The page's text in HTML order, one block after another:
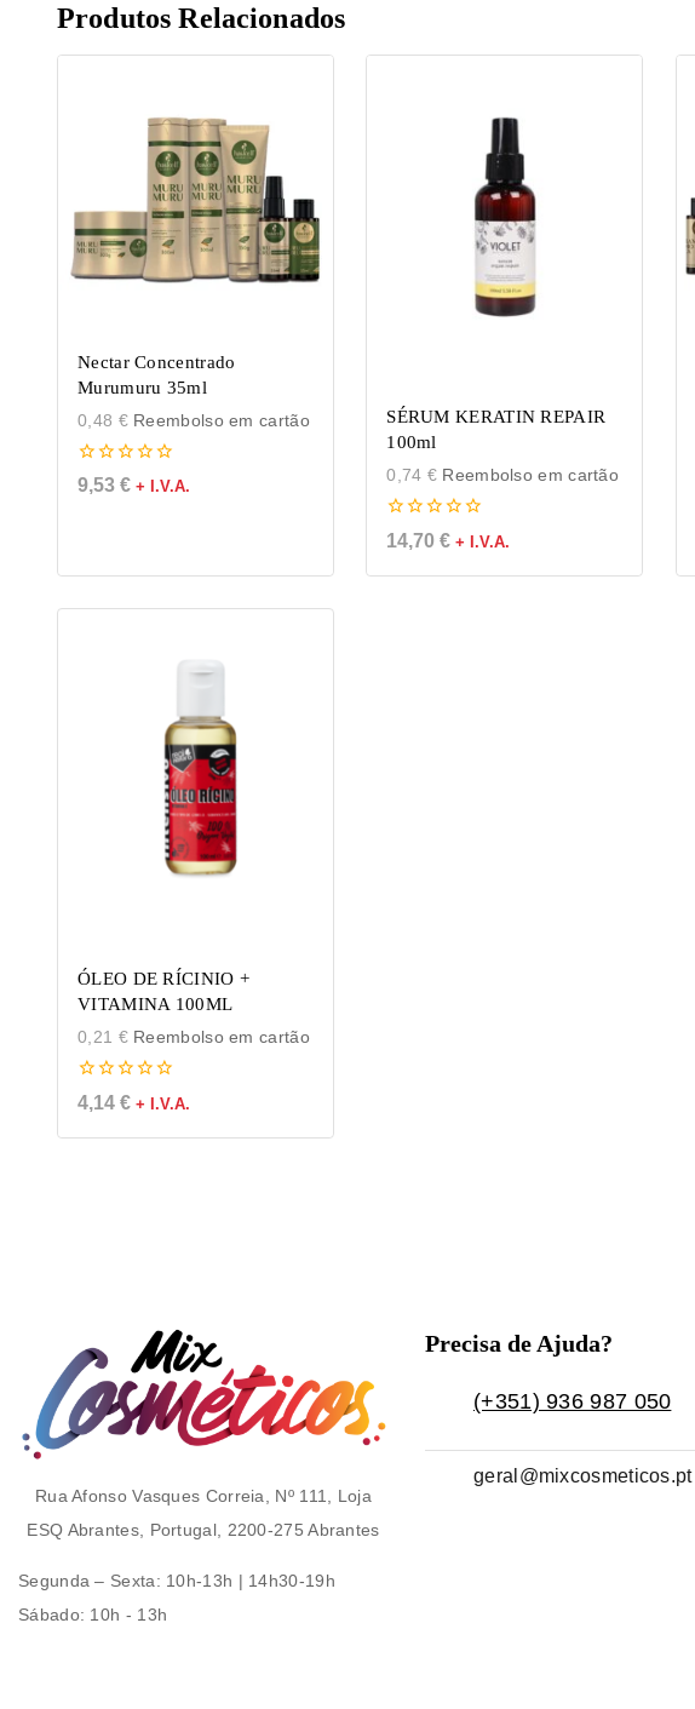
Produtos Relacionados
Nectar Concentrado
Murumuru 35ml
0,48 €Reembolso em cartão
0
de
9,53 € + I.V.A.
SÉRUM KERATIN REPAIR
100ml
0,74 € Reembolso em cartão
0
de
14,70€ + I.V.A.
ÓLEO DE RÍCINIO +
VITAMINA 100ML
0,21 €Reembolso em cartão
0
de
4,14 € + I.V.A.
Rua Afonso Vasques Correia, Nº 111, Loja
ESQ Abrantes, Portugal, 2200-275 Abrantes
Segunda – Sexta: 10h-13h | 14h30-19h
Sábado: 10h - 13h
Precisa de Ajuda?
(+351) 936 987 050
geral@mixcosmeticos.pt